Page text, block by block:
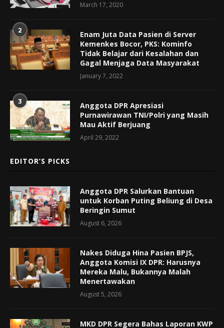
March 17, 2020
2
Enam Juta Data Pasien di Server
Kemenkes Bocor, PKS: Kominfo
Tidak Belajar dari Kesalahan dan
Gagal Menjaga Data Masyarakat
January 7, 2022
3
Anggota DPR Apresiasi
Purnawirawan TNI/Polri yang Masih
Mau Aktif Berjuang
April 29, 2022
EDITOR’S PICKS
Anggota DPR Salurkan Bantuan
untuk Korban Puting Beliung di Desa
Beringin Sumut
August 6, 2026
Nakes Diduga Hina Pasien BPJS,
Anggota Komisi IX DPR: Harusnya
Mereka Malu, Bukannya Malah
Menertawakan
August 5, 2026
MKD DPR Segera Bahas Laporan KWP